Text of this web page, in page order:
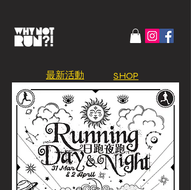
​最新活動 SHOP